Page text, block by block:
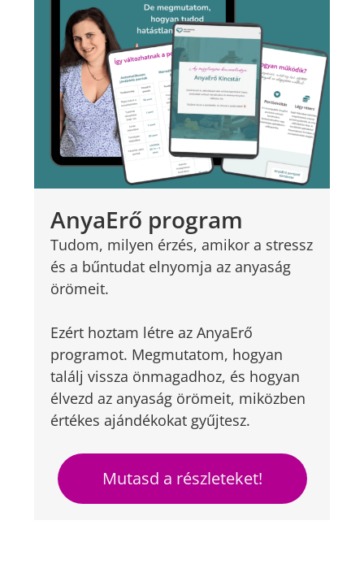
AnyaErő program
Tudom, milyen érzés, amikor a stressz
és a bűntudat elnyomja az anyaság
örömeit.
Ezért hoztam létre az AnyaErő
programot. Megmutatom, hogyan
találj vissza önmagadhoz, és hogyan
élvezd az anyaság örömeit, miközben
értékes ajándékokat gyűjtesz.
Mutasd a részleteket!